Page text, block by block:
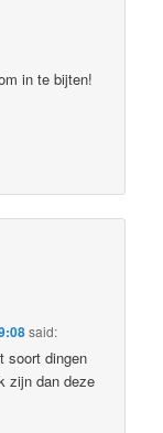
in te bijten!
said:
soort dingen
zijn dan deze